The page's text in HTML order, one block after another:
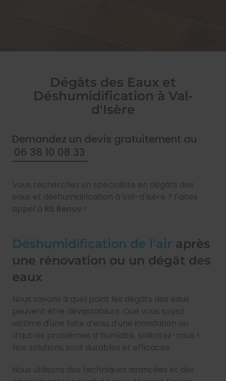
Dégâts des Eaux et
Déshumidification à Val-
d'Isère
Demandez un devis gratuitement au
06 38 10 08 33
Vous recherchez un spécialiste en dégâts des
eaux et déshumidification à Val-d'Isère ? Faites
appel à RS Renov !
Déshumidification de l’air après
une rénovation ou un dégât des
eaux
Nous savons à quel point les dégâts des eaux
peuvent être dévastateurs. Que vous soyez
victime d'une fuite d’eau, d'une inondation ou
d’autres problèmes d’humidité, sollicitez-nous !
Nos solutions sont durables et efficaces.
Nous utilisons des techniques avancées et des